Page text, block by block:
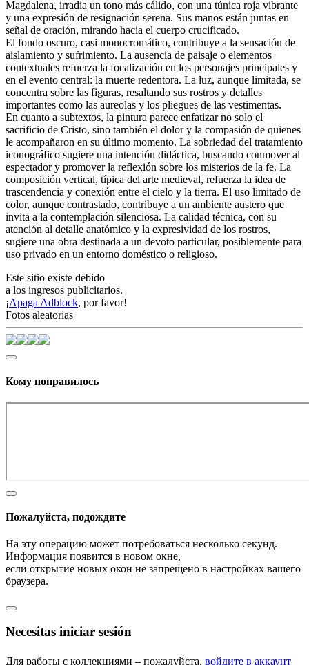
Magdalena, irradia un tono más cálido, con una túnica roja vibrante
y una expresión de resignación serena. Sus manos están juntas en
señal de oración, mirando hacia el cuerpo crucificado.
El fondo oscuro, casi monocromático, contribuye a la sensación de
aislamiento y sufrimiento. La ausencia de paisaje o elementos
contextuales refuerza la focalización en los personajes principales y
en el evento central: la muerte redentora. La luz, aunque limitada, se
concentra sobre las figuras, resaltando sus rostros y detalles
importantes como las aureolas y los pliegues de las vestimentas.
En cuanto a subtextos, la pintura parece enfatizar no solo el
sacrificio de Cristo, sino también el dolor y la compasión de quienes
le acompañaron en su último momento. La sobriedad del tratamiento
iconográfico sugiere una intención didáctica, buscando conmover al
espectador y promover la reflexión sobre los misterios de la fe. La
composición vertical, típica del arte medieval, refuerza la idea de
trascendencia y conexión entre el cielo y la tierra. El uso limitado de
color, aunque contrastado, contribuye a un ambiente austero que
invita a la contemplación silenciosa. La calidad técnica, con su
atención al detalle anatómico y la expresividad de los rostros,
sugiere una obra destinada a un devoto particular, posiblemente para
uso privado en un entorno doméstico o religioso.
Este sitio existe debido
a los ingresos publicitarios.
¡Apaga Adblock, por favor!
Fotos aleatorias
Кому понравилось
Пожалуйста, подождите
На эту операцию может потребоваться несколько секунд.
Информация появится в новом окне,
если открытие новых окон не запрещено в настройках вашего
браузера.
Necesitas iniciar sesión
Для работы с коллекциями – пожалуйста, войдите в аккаунт